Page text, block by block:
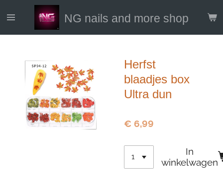
direct
NG nails and more shop
Herfst
blaadjes box
Ultra dun
€ 6,99
In
winkelwagen